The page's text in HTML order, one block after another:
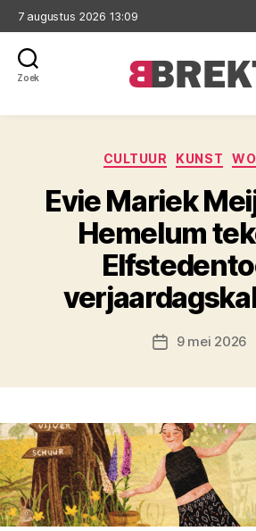
7 augustus 2026 13:09
Zoek
CULTUUR KUNST
Evie Mariek
Hemelum
Berichtdatum
9 mei 2026